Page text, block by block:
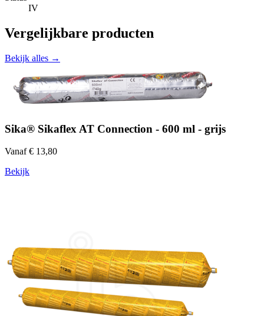
IV
Vergelijkbare producten
Bekijk alles →
Sika® Sikaflex AT Connection - 600 ml - grijs
Vanaf € 13,80
Bekijk